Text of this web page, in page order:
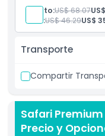
Cena buffet
Bebidas sin
Entretenimiento
Espectáculo de
Recogida y
Cubierta
Cubierta
Adulto:US$ 68.07
Niño:US$ 46.29US$
Transporte
Compartir
Safari
Precio y